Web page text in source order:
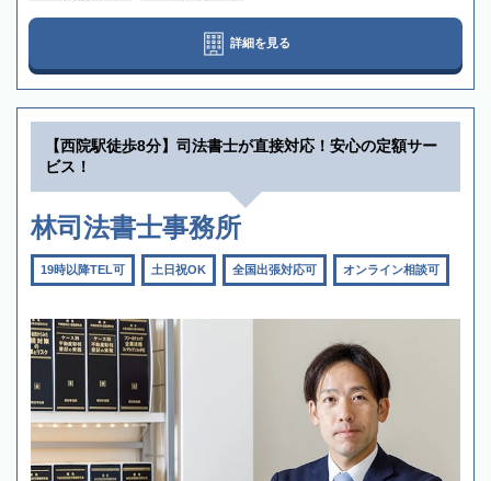
詳細を見る
【西院駅徒歩8分】司法書士が直接対応！安心の定額サー
ビス！
林司法書士事務所
19時以降TEL可 土日祝OK 全国出張対応可 オンライン相談可